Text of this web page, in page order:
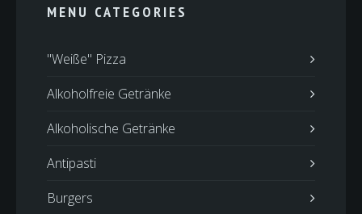
MENU CATEGORIES
"Weiße" Pizza
Alkoholfreie Getränke
Alkoholische Getränke
Antipasti
Burgers